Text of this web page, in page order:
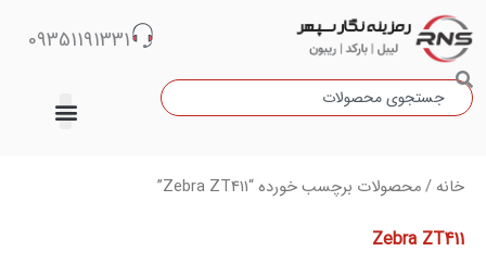
پرش
محتوا
جستجو
09351191331
خانه / محصولات برچسب خورده “Zebra ZT411”
Zebra ZT411